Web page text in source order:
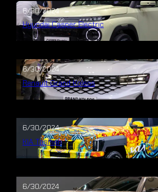
6/30/2024
Hyundai Casper Electric
6/30/2024
Renault Grand Koleos
6/30/2024
KIA Tasman
6/30/2024